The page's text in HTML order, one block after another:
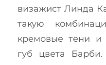
визажист Линда
такую
кремовые тени и
губ цвета